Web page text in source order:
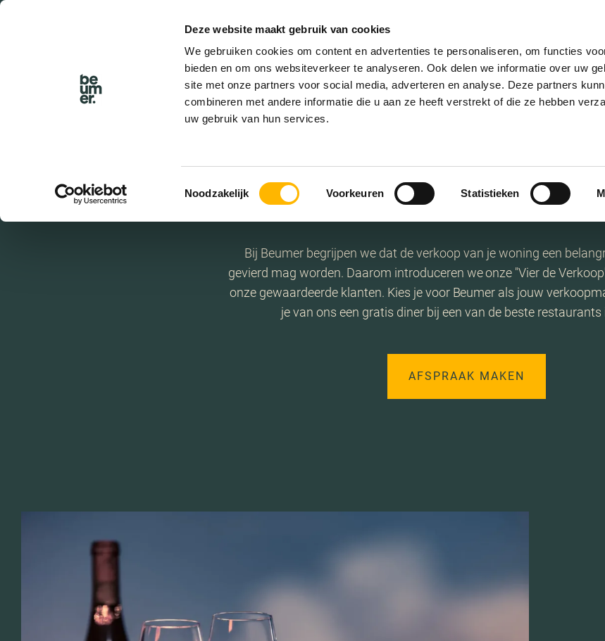
Deze website maakt gebruik van cookies
We gebruiken cookies om content en advertenties te personaliseren, om functies
bieden en om ons websiteverkeer te analyseren. Ook delen we informatie over uw
site met onze partners voor social media, adverteren en analyse. Deze partners
combineren met andere informatie die u aan ze heeft verstrekt of die ze hebben
uw gebruik van hun services.
Toestemmingsselectie
Noodzakelijk Voorkeuren Statistieken
Vier de
Bij Beumer begrijpen we dat de verkoop van je woning een
gevierd mag worden. Daarom introduceren we onze "Vier de
onze gewaardeerde klanten. Kies je voor Beumer als jouw
je van ons een gratis diner bij een van de beste restaurants
AFSPRAAK MAKEN